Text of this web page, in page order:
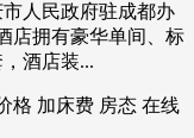
人民政府驻成都办
店拥有豪华单间、标
酒店装...
加床费 房态 在线